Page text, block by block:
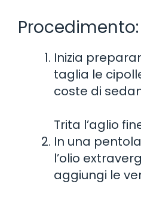
Procedimento:
Inizia
taglia le
coste di
Trita l’aglio
In una
l’olio
aggiungi le